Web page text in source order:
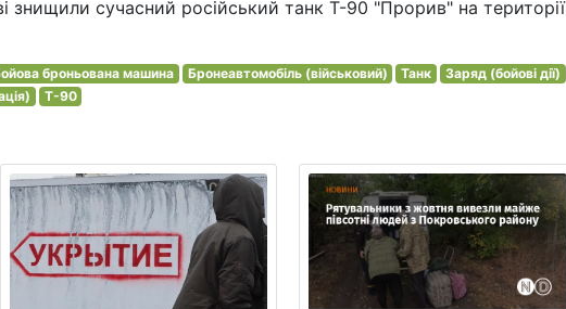
знищили сучасний російський танк Т-90 "Прорив" на території
броньована машина Бронеавтомобіль (військовий) Танк
Заряд (бойові дії)
T-90